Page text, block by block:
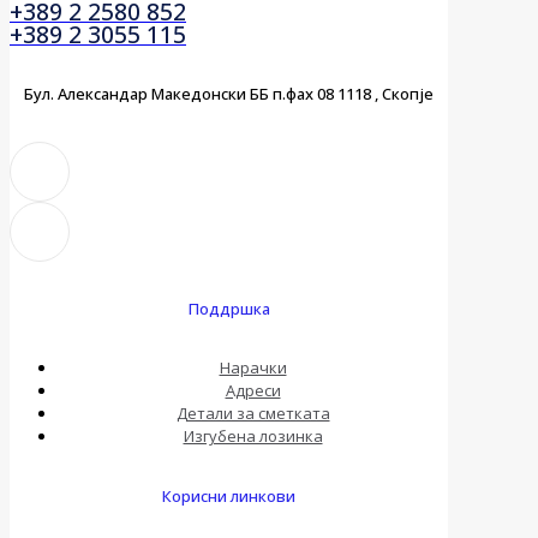
+389 2 2580 852
+389 2 3055 115
Бул. Александар Македонски ББ п.фах 08 1118 , Скопје
Поддршка
Нарачки
Адреси
Детали за сметката
Изгубена лозинка
Корисни линкови